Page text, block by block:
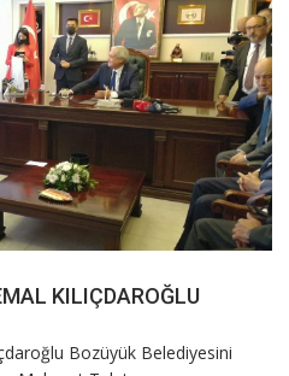
KILIÇDAROĞLU
Bozüyük Belediyesini